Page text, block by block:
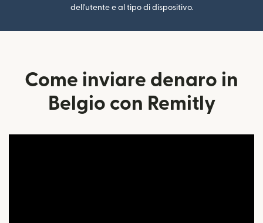
dell'utente e al tipo di dispositivo.
Come inviare denaro in
Belgio con Remitly